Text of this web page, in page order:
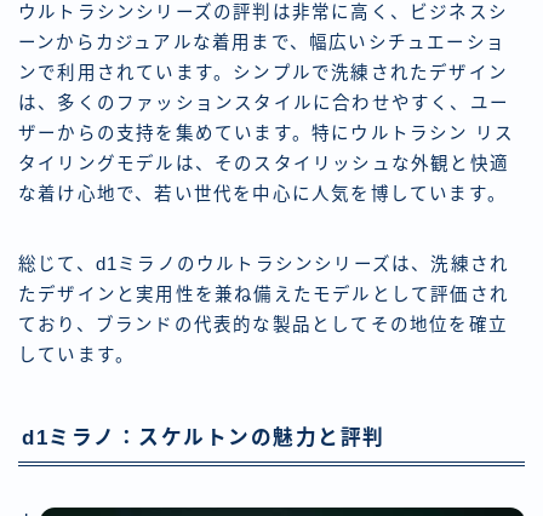
ウルトラシンシリーズの評判は非常に高く、ビジネスシ
ーンからカジュアルな着用まで、幅広いシチュエーショ
ンで利用されています。シンプルで洗練されたデザイン
は、多くのファッションスタイルに合わせやすく、ユー
ザーからの支持を集めています。特にウルトラシン リス
タイリングモデルは、そのスタイリッシュな外観と快適
な着け心地で、若い世代を中心に人気を博しています。
総じて、d1ミラノのウルトラシンシリーズは、洗練され
たデザインと実用性を兼ね備えたモデルとして評価され
ており、ブランドの代表的な製品としてその地位を確立
しています。
d1ミラノ：スケルトンの魅力と評判